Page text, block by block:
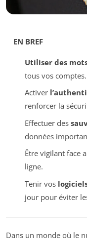
EN BREF
Utiliser des
tous vos comptes.
Activer
renforcer la
Effectuer des
données
Être vigilant face
ligne.
Tenir vos
jour pour éviter
Dans un monde où le